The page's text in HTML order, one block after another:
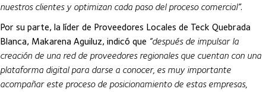
nuestros clientes y optimizan cada paso del proceso comercial”.
Por su parte, la líder de Proveedores Locales de Teck Quebrada
Blanca, Makarena Aguiluz, indicó que “después de impulsar la
creación de una red de proveedores regionales que cuentan con una
plataforma digital para darse a conocer, es muy importante
acompañar este proceso de posicionamiento de estas empresas,